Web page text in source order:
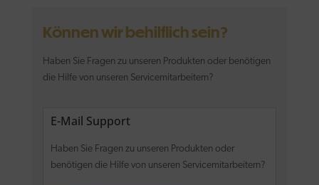
Können wir behilflich sein?
Haben Sie Fragen zu unseren Produkten oder benötigen
die Hilfe von unseren Servicemitarbeitern?
E-Mail Support
Haben Sie Fragen zu unseren Produkten oder
benötigen die Hilfe von unseren Servicemitarbeitern?